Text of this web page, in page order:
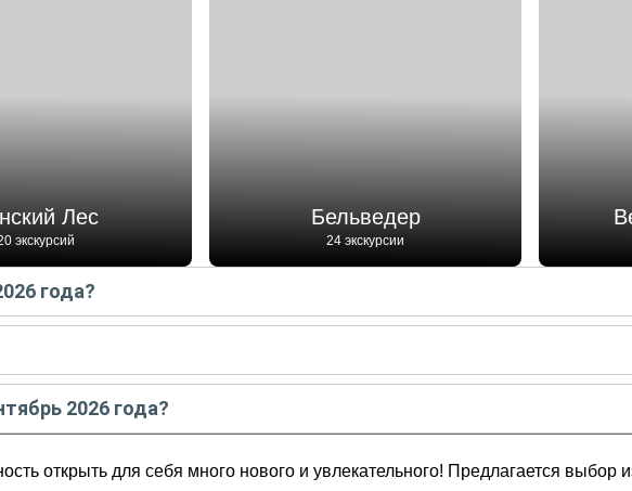
Лес
экскурсий
Бельведер
24 экскурсии
года?
2026года:
2026года:
2026 года?
открыть для себя много нового и увлекательного! Предлагается выбор